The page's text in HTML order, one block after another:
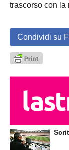
trascorso con la
Condividi su